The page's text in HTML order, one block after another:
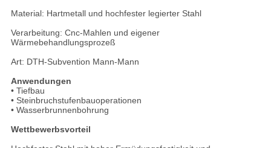
Material: Hartmetall und hochfester legierter Stahl
Verarbeitung: Cnc-Mahlen und eigener
Wärmebehandlungsprozeß
Art: DTH-Subvention Mann-Mann
Anwendungen
• Tiefbau
• Steinbruchstufenbauoperationen
• Wasserbrunnenbohrung
Wettbewerbsvorteil